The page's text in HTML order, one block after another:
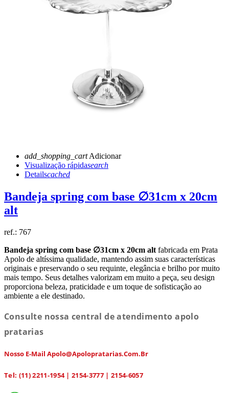
add_shopping_cartAdicionar
Visualização rápidasearch
Detailscached
Bandeja spring com base ∅31cm x 20cm
alt
ref.: 767
Bandeja spring com base ∅31cm x 20cm alt fabricada em Prata
Apolo de altíssima qualidade, mantendo assim suas características
originais e preservando o seu requinte, elegância e brilho por muito
mais tempo. Seus detalhes valorizam em muito a peça, seu design
proporciona beleza, praticidade e um toque de sofisticação ao
ambiente a ele destinado.
Consulte nossa central de atendimento apolo
pratarias
Nosso E-Mail Apolo@apolopratarias.com.br
Tel: (11) 2211-1954 | 2154-3777 | 2154-6057